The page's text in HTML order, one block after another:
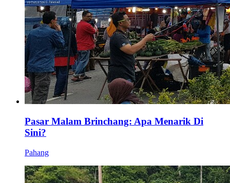
Pasar Malam Brinchang: Apa Menarik Di
Sini?
Pahang